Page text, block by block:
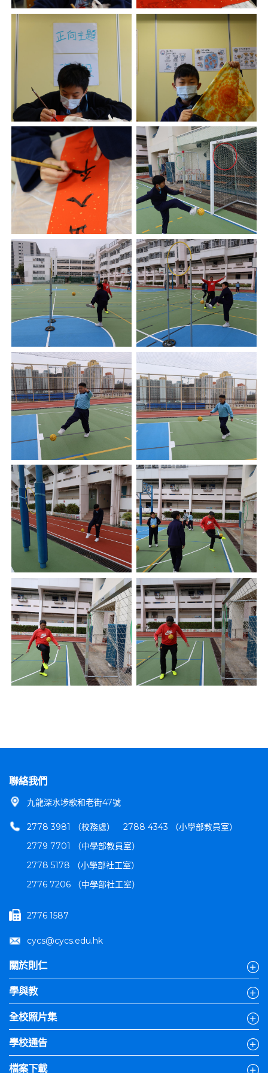
聯絡我們
九龍深水埗歌和老街47號
2778 3981 （校務處）
2788 4343 （小學部教員室）
2779 7701 （中學部教員室）
2778 5178 （小學部社工室）
2776 7206 （中學部社工室）
2776 1587
cycs@cycs.edu.hk
關於則仁
學與教
全校照片集
學校通告
檔案下載